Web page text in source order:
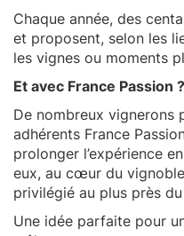
Chaque année, des
et proposent, selon les
les vignes ou moments
Et avec France Passion ?
De nombreux vignerons
adhérents France
prolonger l’expérience
eux, au cœur du
privilégié au plus près
Une idée parfaite pour